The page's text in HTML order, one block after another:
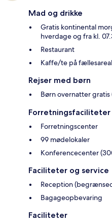
Mad og drikke
Gratis kontinental
hverdage og fra kl.
Restaurant
Kaffe/te på
Rejser med børn
Børn overnatter gratis
Forretningsfaciliteter
Forretningscenter
99 mødelokaler
Konferencecenter
Faciliteter og service
Reception
Bagageopbevaring
Faciliteter